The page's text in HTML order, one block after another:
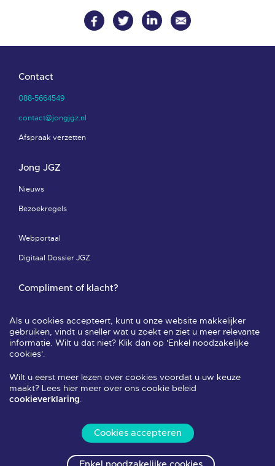
Contact
088-5664549
contact@jongjgz.nl
Afspraak verzetten
Jong JGZ
Nieuws
Bezoekregels
Webportaal
Digitaal Dossier JGZ
Compliment of klacht?
Leveringsvoorwaarden & privacy
Veelgestelde vragen
Volg ons
Als u cookies accepteert, kunt u onze website makkelijker
gebruiken, vindt u sneller wat u zoekt en ziet u meer relevante
informatie. Wilt u dat niet? Klik dan op 'Enkel noodzakelijke
cookies'.
Wilt u eerst meer lezen over cookies voordat u uw keuze
maakt? Lees hier meer over ons cookie beleid
cookieverklaring.
Cookies accepteren